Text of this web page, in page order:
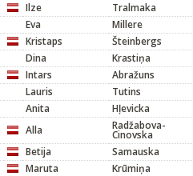
Ilze Tralmaka
Eva Millere
Kristaps Šteinbergs
Dina Krastiņa
Intars Abražuns
Lauris Tutins
Anita Hļevicka
Alla Radžabova-
Cinovska
Betija Samauska
Maruta Krūmiņa